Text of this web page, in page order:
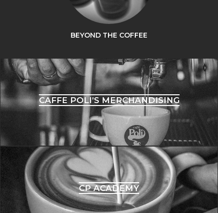
BEYOND THE COFFEE
CAFFE POLI’S MERCHANDISING
CP ACADEMY